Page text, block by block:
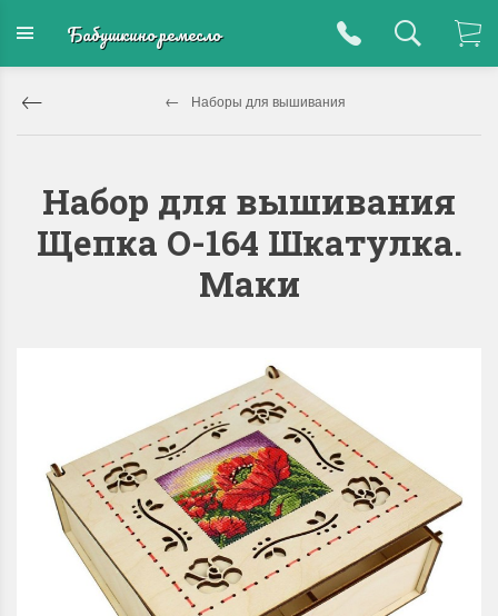
Бабушкино ремесло
Наборы для вышивания
Набор для вышивания
Щепка О-164 Шкатулка.
Маки